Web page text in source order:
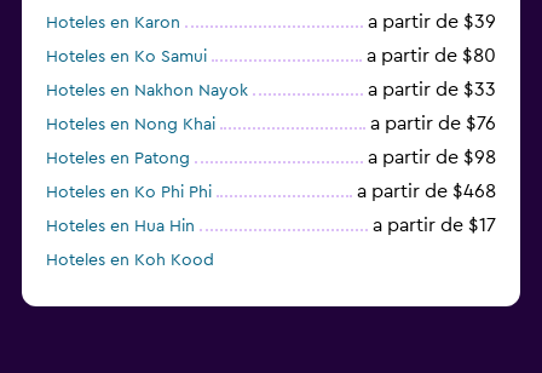
Hoteles en Karon a partir de $39
Hoteles en Ko Samui a partir de $80
Hoteles en Nakhon Nayok a partir de $33
Hoteles en Nong Khai a partir de $76
Hoteles en Patong a partir de $98
Hoteles en Ko Phi Phi a partir de $468
Hoteles en Hua Hin a partir de $17
Hoteles en Koh Kood